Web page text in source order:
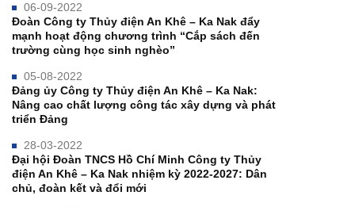
06-09-2022
Đoàn Công ty Thủy điện An Khê – Ka Nak đẩy
mạnh hoạt động chương trình “Cắp sách đến
trường cùng học sinh nghèo”
05-08-2022
Đảng ủy Công ty Thủy điện An Khê – Ka Nak:
Nâng cao chất lượng công tác xây dựng và phát
triển Đảng
28-03-2022
Đại hội Đoàn TNCS Hồ Chí Minh Công ty Thủy
điện An Khê – Ka Nak nhiệm kỳ 2022-2027: Dân
chủ, đoàn kết và đổi mới